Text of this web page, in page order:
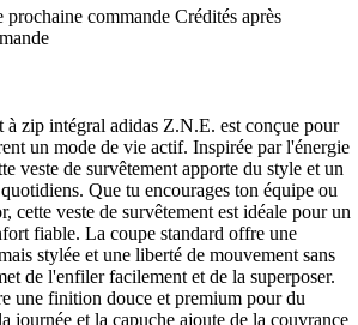
prochaine commande Crédités après
à zip intégral adidas Z.N.E. est conçue pour
un mode de vie actif. Inspirée par l'énergie
veste de survêtement apporte du style et un
Que tu encourages ton équipe ou
cette veste de survêtement est idéale pour un
fiable. La coupe standard offre une
stylée et une liberté de mouvement sans
de l'enfiler facilement et de la superposer.
une finition douce et premium pour du
journée et la capuche ajoute de la couvrance